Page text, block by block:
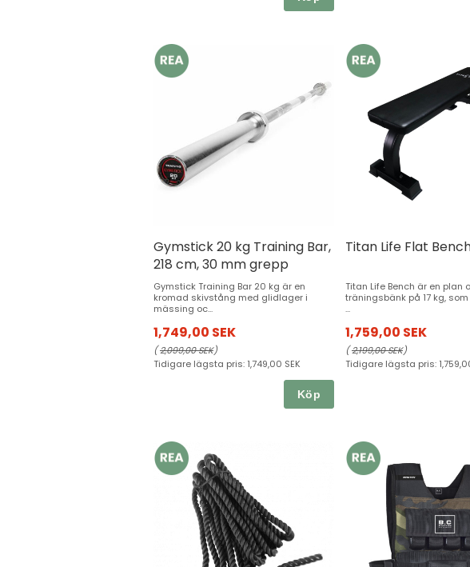
Gymstick 20 kg Training Bar,
218 cm, 30 mm grepp
Gymstick Training Bar 20 kg är en
kromad skivstång med glidlager i
mässing oc...
1,749,00 SEK
(2,099,00 SEK)
Tidigare lägsta pris: 1,749,00 SEK
Köp
Titan Life Flat
Titan Life Bench är en plan
träningsbänk på 17 kg,
...
1,759,00 SEK
(2,199,00 SEK)
Tidigare lägsta pris: